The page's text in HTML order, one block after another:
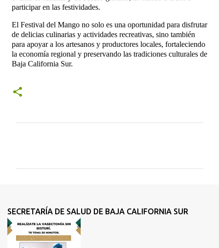
participar en las festividades.
El Festival del Mango no solo es una oportunidad para disfrutar
de delicias culinarias y actividades recreativas, sino también
para apoyar a los artesanos y productores locales, fortaleciendo
la economía regional y preservando las tradiciones culturales de
Baja California Sur.
t
a
r
SECRETARÍA DE SALUD DE BAJA CALIFORNIA SUR